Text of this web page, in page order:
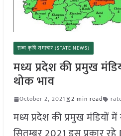
राज्य कृषि समाचार (STATE NEWS)
मध्य प्रदेश की प्रमुख
थोक भाव
October 2, 2021 2 min read
मध्य प्रदेश की प्रमुख मंडियों